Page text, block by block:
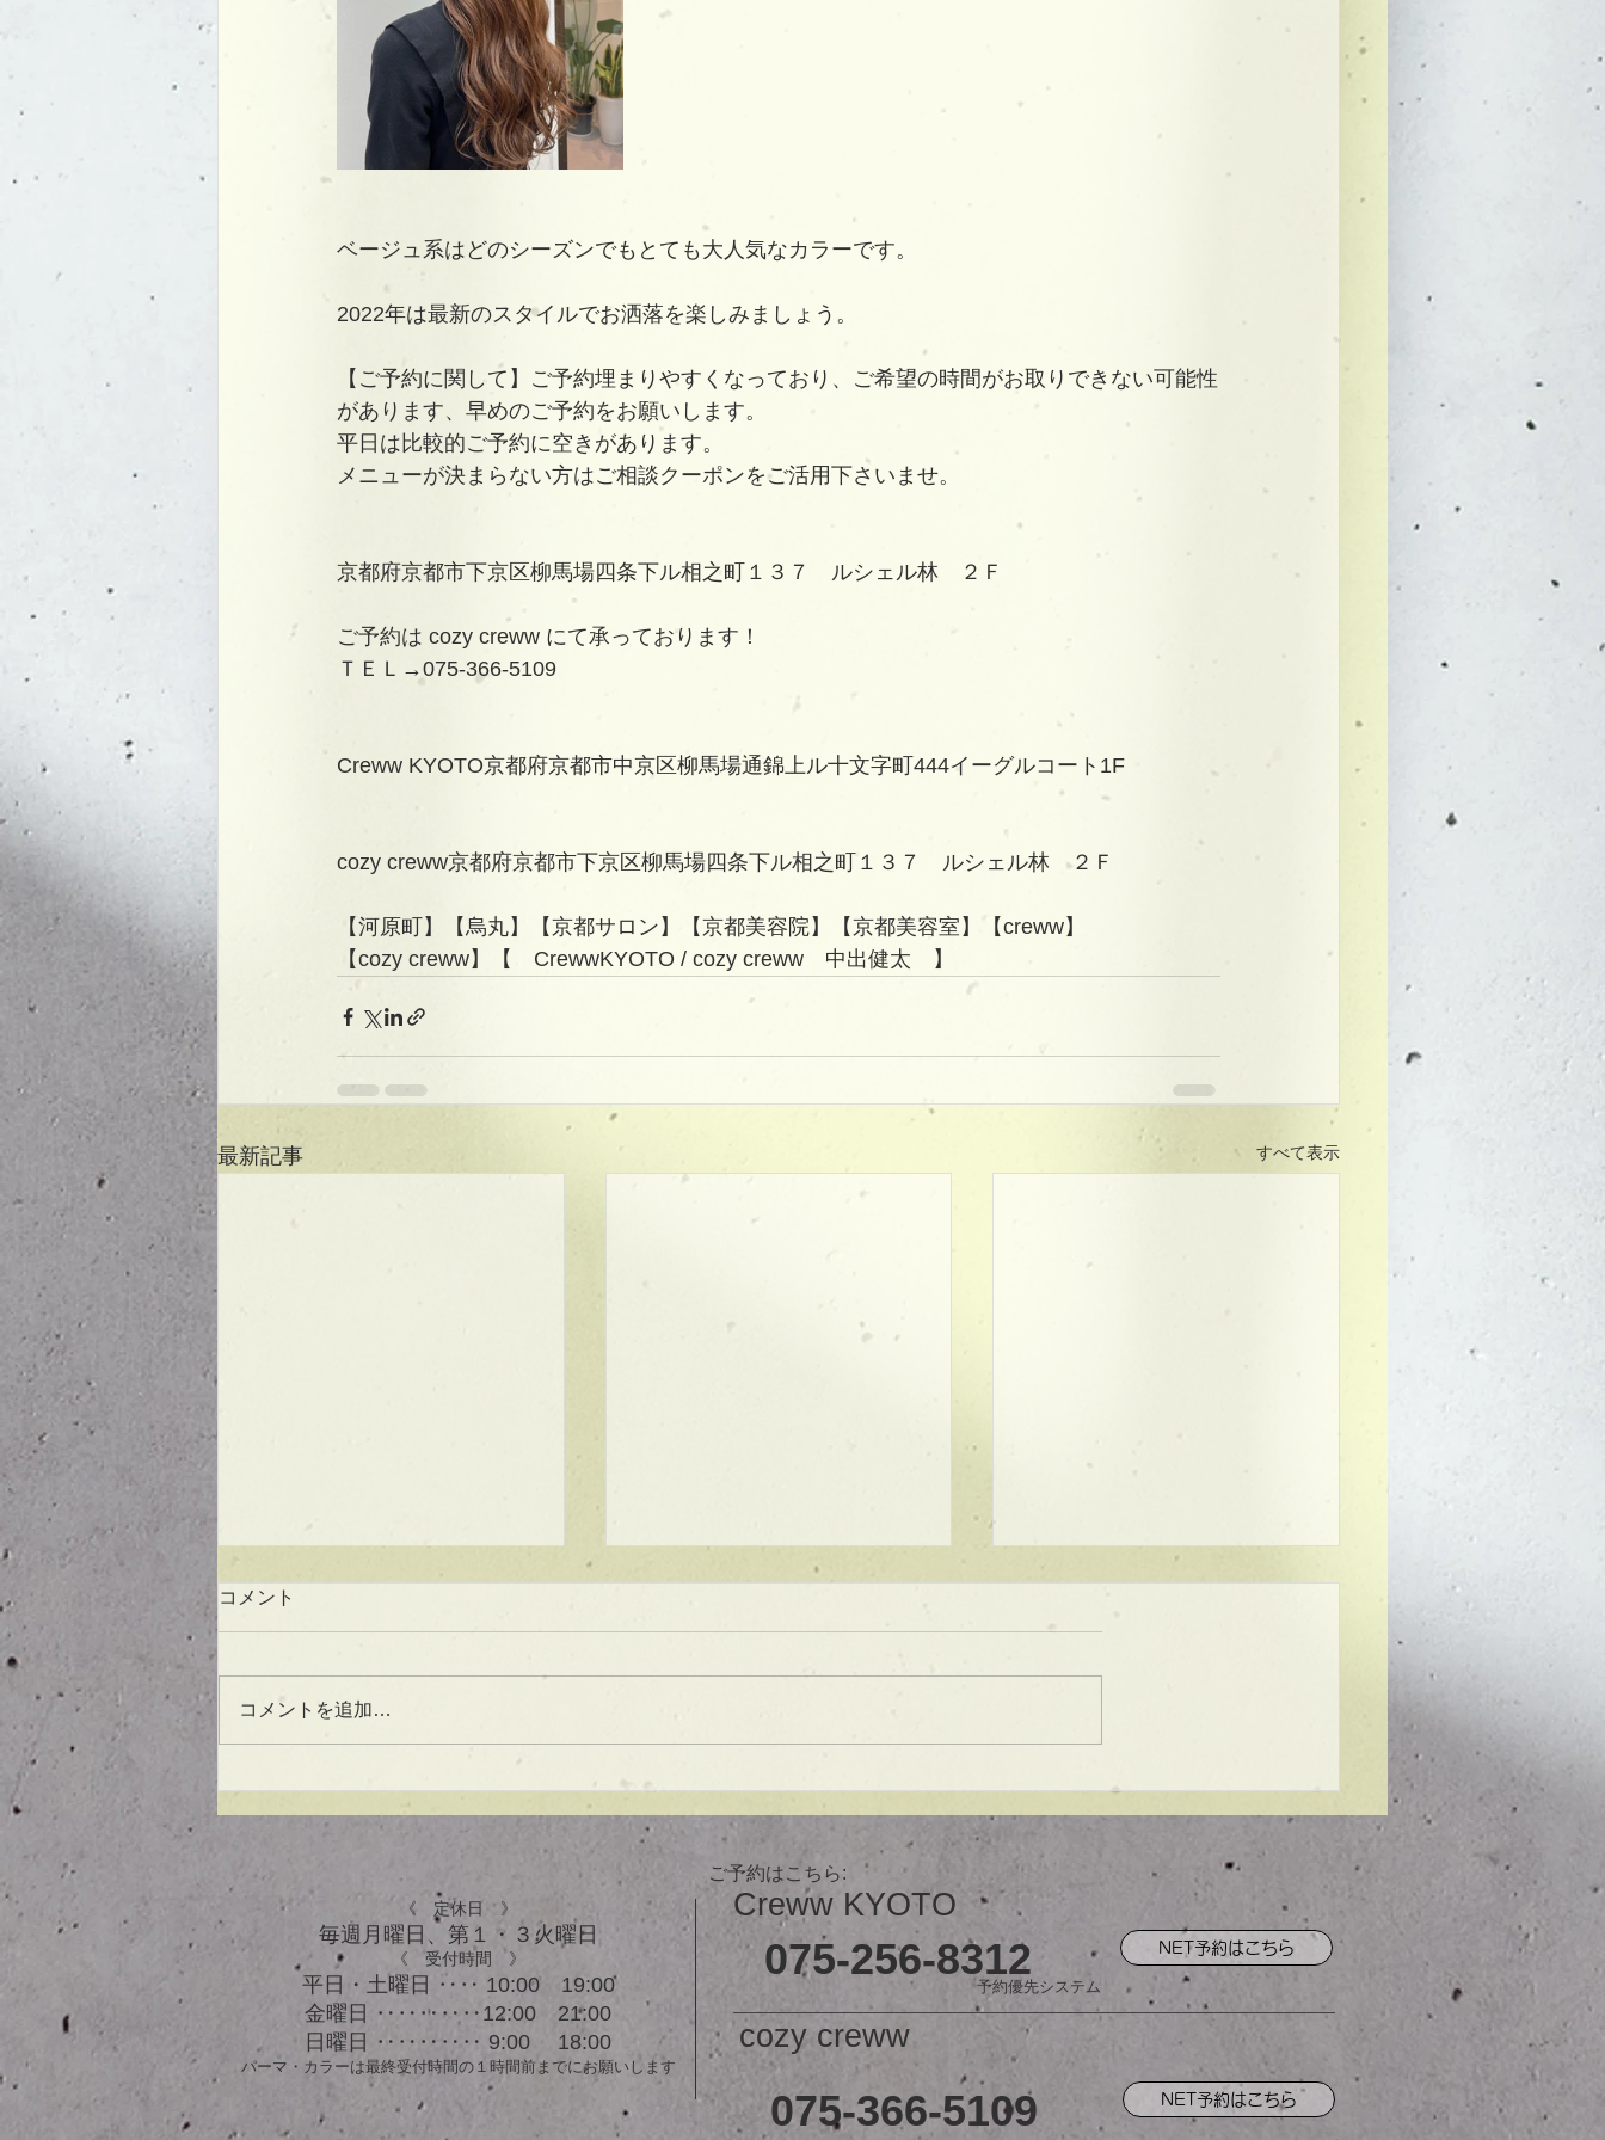
ベージュ系はどのシーズンでもとても大人気なカラーです。
2022年は最新のスタイルでお洒落を楽しみましょう。
【ご予約に関して】ご予約埋まりやすくなっており、ご希望の時間がお取りできない可能性
があります、早めのご予約をお願いします。
平日は比較的ご予約に空きがあります。
メニューが決まらない方はご相談クーポンをご活用下さいませ。
京都府京都市下京区柳馬場四条下ル相之町１３７　ルシェル林　２Ｆ
ご予約は cozy creww にて承っております！
ＴＥＬ→075-366-5109
Creww KYOTO京都府京都市中京区柳馬場通錦上ル十文字町444イーグルコート1F
cozy creww京都府京都市下京区柳馬場四条下ル相之町１３７　ルシェル林　２Ｆ
【河原町】【烏丸】【京都サロン】【京都美容院】【京都美容室】【creww】
【cozy creww】【　CrewwKYOTO / cozy creww　中出健太　】
最新記事 すべて表示
バスオイル★
★ラインボブ【ぱつっとボ
で貴方だけのまとまるボブを提供
較的ご予約に空きがあります。
メニューが決まらない方はご相談
クーポンをご活用下さいませ。...
【シンプル】メンズマッシ
ュ！
コメント
コメントを追加…
ご予約はこちら:
《 定休日 》
毎週月曜日、​第１・３火曜日
《 受付時間 》
平日・土曜日 ‥‥ 10:00 19:00
金曜日 ‥‥‥‥‥12:00 21:00
日曜日 ‥‥‥‥‥ 9:00 18:00
パーマ・カラーは最終受付時間の１時間前までにお願いします
予約優先システム
Creww KYOTO
075-256-8312 NET予約はこちら
cozy creww
075-366-5109 NET予約はこちら